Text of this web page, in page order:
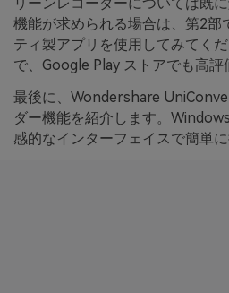
機能が求められる場合は、第2部
ティ製アプリを使用してみてく
で、Google Play ストアでも高評
最後に、Wondershare
ダー機能を紹介します。
感的なインターフェイスで簡単に